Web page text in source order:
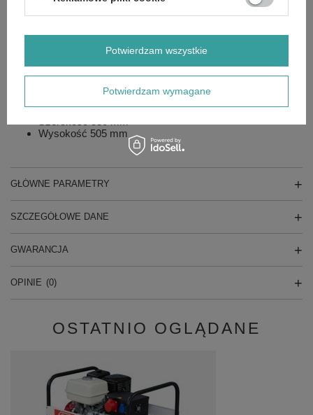
Cylindry 1
Takt 4
Rozruch Manualny
Paliwo Benzyna
Spalanie (moc 75 %) 2,7 L / h
Hałas Lwa 97 dB(A)
Długość 790 mm
Wysokość 505 mm
GŁÓWNE PARAMETRY
SZCZEGÓŁOWE DANE
GWARANCJA
OPINIE (0)
OSTATNIO OGLĄDANE
Potwierdzam wymagane
Potwierdzam wszystkie